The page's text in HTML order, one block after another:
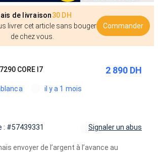
de livraison30 DH
livrer cet article sans bouger
de chez vous.
Commander
CORE I7 2 890 DH
il y a 1 mois
: #57439331 Signaler un abus
envoyer de l’argent à l’avance au